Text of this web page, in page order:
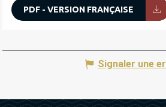
PDF - VERSION FRANÇAISE
Signaler une